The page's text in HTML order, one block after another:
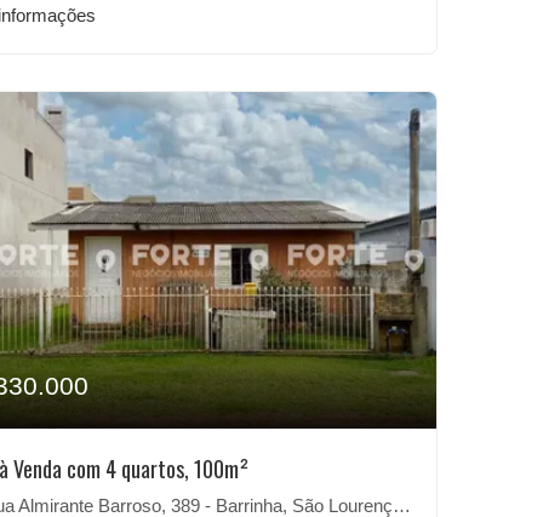
Venda com 4 quartos, 100m²
Almirante Barroso, 389 - Barrinha, São Lourenço do Sul-RS